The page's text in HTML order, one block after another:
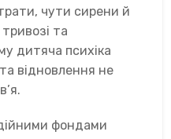
чути сирени й
та
дитяча психіка
відновлення не
фондами